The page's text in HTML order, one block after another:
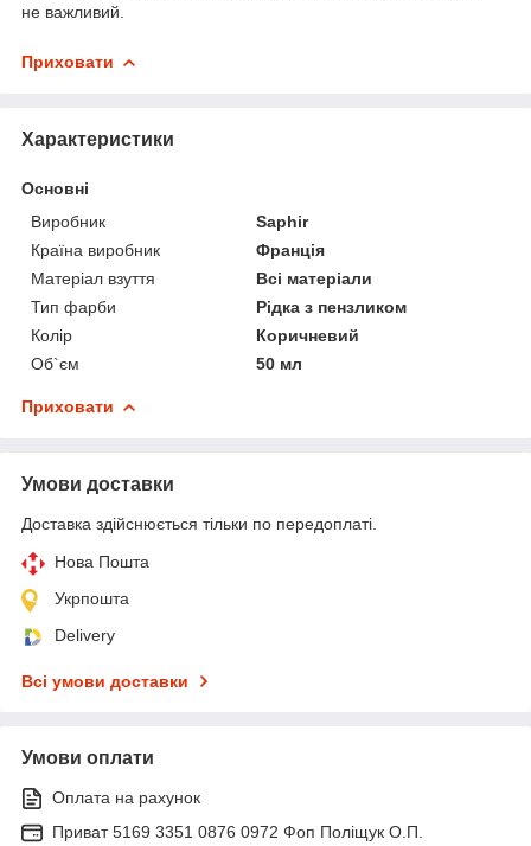
не важливий.
Приховати
Характеристики
Основні
Виробник
Saphir
Країна виробник
Франція
Матеріал взуття
Всі матеріали
Тип фарби
Рідка з пензликом
Колір
Коричневий
Об`єм
50 мл
Приховати
Умови доставки
Доставка здійснюється тільки по передоплаті.
Нова Пошта
Укрпошта
Delivery
Всі умови доставки
Умови оплати
Оплата на рахунок
Приват 5169 3351 0876 0972 Фоп Поліщук О.П.